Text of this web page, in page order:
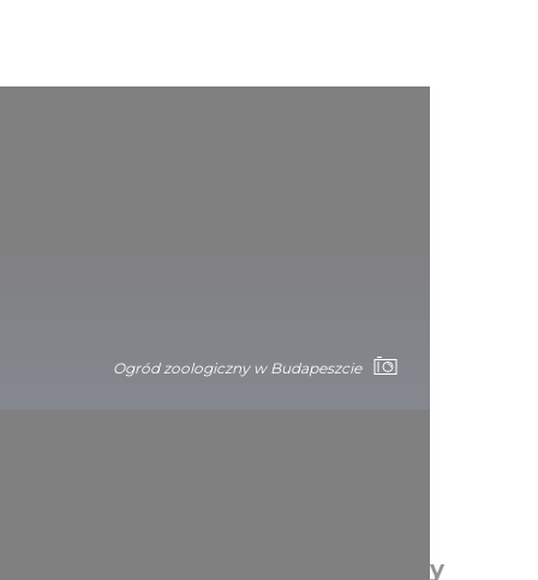
Ogród zoologiczny w Budapeszcie
Parki zwierząt dzikich i rezerwaty